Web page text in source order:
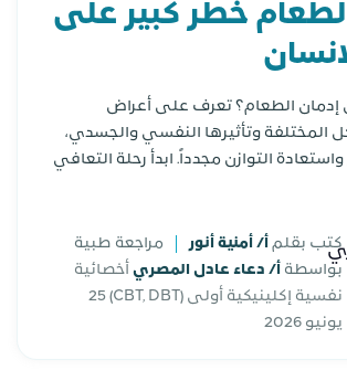
خطر كبير على
الطعام؟ تعرف على أعراض
المختلفة وتأثيرها النفسي والجسدي،
التوازن مجدداً. ابدأ رحلة التعافي
كتب بقلم أ/ أمنية أنور
مراجعة طبية
بواسطة
أ/ دعاء عادل المصري أخصائية
نفسية إكلينيكية أولى (CBT, DBT)
25
يونيو 2026